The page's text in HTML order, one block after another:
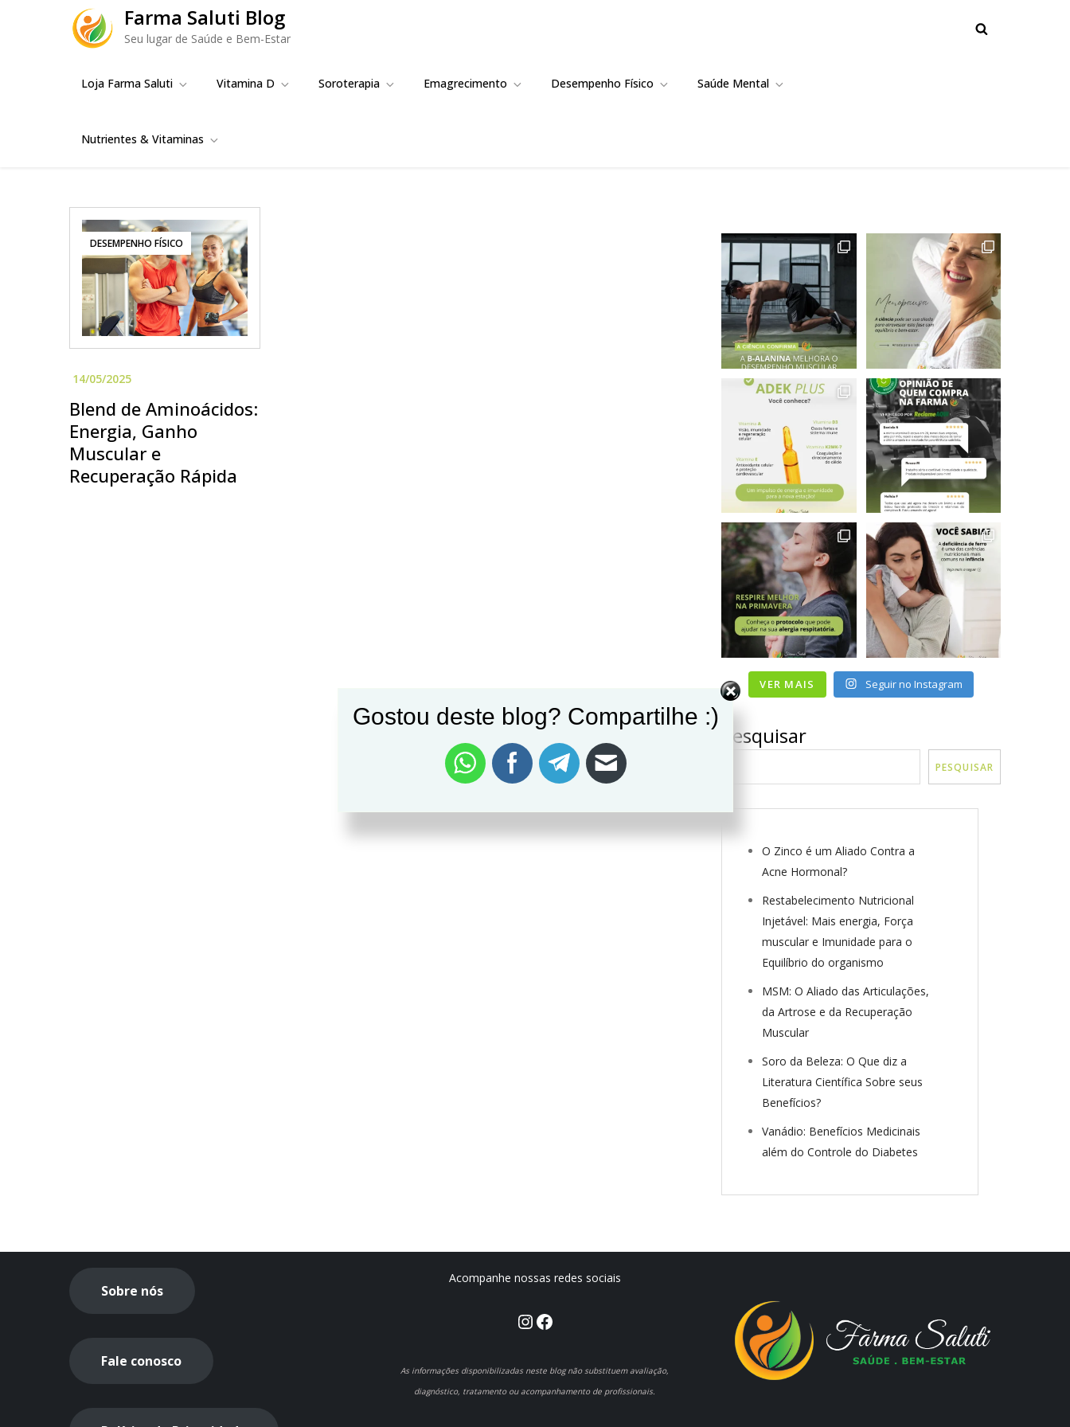
Farma Saluti Blog
Seu lugar de Saúde e Bem-Estar
Loja Farma Saluti Vitamina D Soroterapia Emagrecimento Desempenho Físico Saúde Mental
Nutrientes & Vitaminas
DESEMPENHO FÍSICO
Blend de Aminoácidos:
Energia, Ganho
Muscular e
Recuperação Rápida
VER MAIS Seguir no Instagram
Pesquisar
PESQUISAR
O Zinco é um Aliado Contra a
Acne Hormonal?
Restabelecimento Nutricional
Injetável: Mais energia, Força
muscular e Imunidade para o
Equilíbrio do organismo
MSM: O Aliado das Articulações,
da Artrose e da Recuperação
Muscular
Soro da Beleza: O Que diz a
Literatura Científica Sobre seus
Benefícios?
Vanádio: Benefícios Medicinais
além do Controle do Diabetes
Sobre nós
Fale conosco
Acompanhe nossas redes sociais
Instagram
Facebook
As informações disponibilizadas neste blog não substituem avaliação,
diagnóstico, tratamento ou acompanhamento de profissionais.
Gostou deste blog? Compartilhe :)